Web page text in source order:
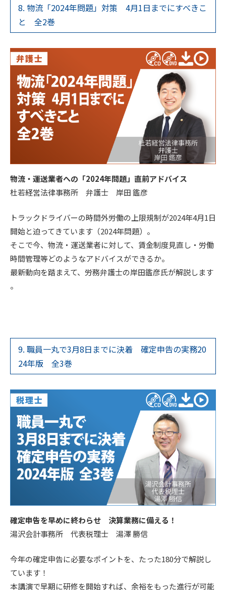
8. 物流「2024年問題」対策 4月1日までにすべきこ
と 全2巻
物流・運送業者への「2024年問題」直前アドバイス
杜若経営法律事務所 弁護士 岸田 鑑彦
トラックドライバーの時間外労働の上限規制が2024年4月1日
開始と迫ってきています（2024年問題）。
そこで今、物流・運送業者に対して、賃金制度見直し・労働
時間管理等どのようなアドバイスができるか。
最新動向を踏まえて、労務弁護士の岸田鑑彦氏が解説します
。
9. 職員一丸で3月8日までに決着 確定申告の実務20
24年版 全3巻
確定申告を早めに終わらせ 決算業務に備える！
湯沢会計事務所 代表税理士 湯澤 勝信
今年の確定申告に必要なポイントを、たった180分で解説し
ています！
本講演で早期に研修を開始すれば、余裕をもった進行が可能